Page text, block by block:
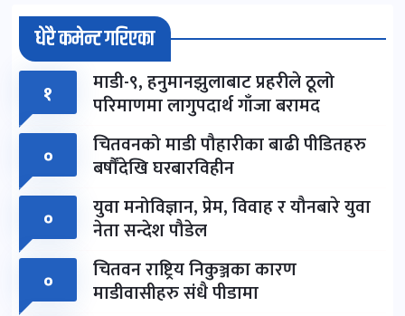
धेरै कमेन्ट गरिएका
१ माडी-९, हनुमानझुलाबाट प्रहरीले ठूलो
परिमाणमा लागुपदार्थ गाँजा बरामद
०
चितवनको माडी पौहारीका बाढी पीडितहरु
बर्षौंदेखि घरबारविहीन
०
युवा मनोविज्ञान, प्रेम, विवाह र यौनबारे युवा
नेता सन्देश पौडेल
०
चितवन राष्ट्रिय निकुञ्जका कारण
माडीवासीहरु संधै पीडामा